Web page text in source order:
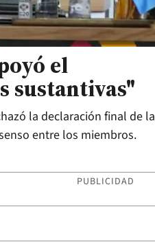
el
sustantivas"
la declaración final de la
entre los miembros.
PUBLICIDAD